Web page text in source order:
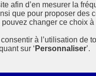
afin d’en mesurer la
que pour proposer des
changer ce choix
consentir à l’utilisation de
sur ‘ Personnaliser’.